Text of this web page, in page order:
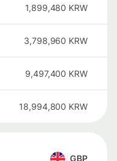
1,899,480 KRW
3,798,960 KRW
9,497,400 KRW
18,994,800 KRW
GBP